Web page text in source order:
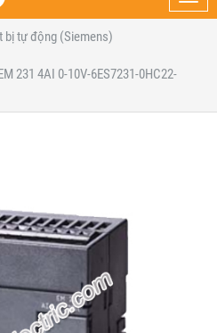
bị tự động (Siemens)
231 4AI 0-10V-6ES7231-0HC22-